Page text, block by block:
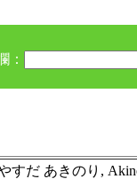
：
すだ あきのり,